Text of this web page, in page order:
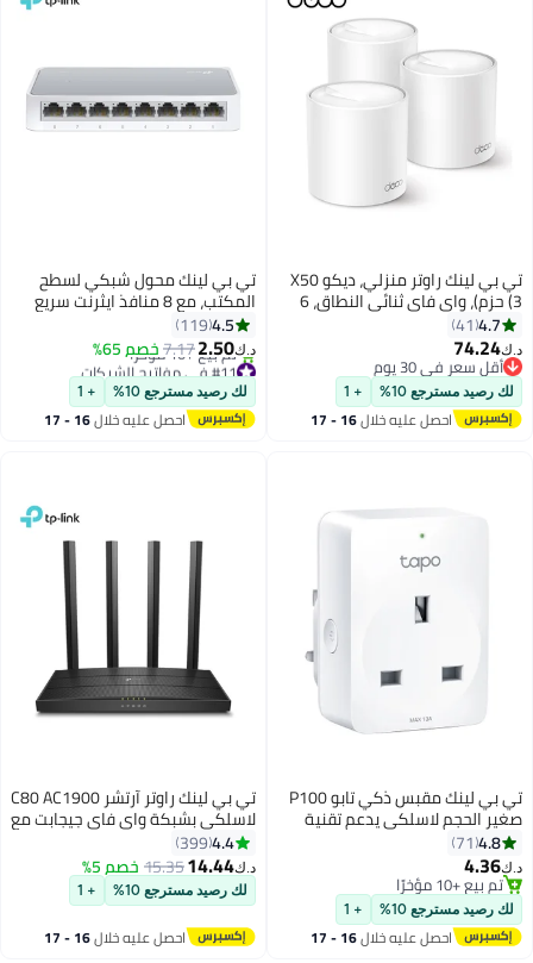
تي بي لينك راوتر منزلي، ديكو X50
(3 حزم)، واي فاي ثنائي النطاق، 6
الثانية، أبيض
4.7
41
د.ك‏74.24
أقل سعر في 30 يوم
أقل سعر في 30 يوم
لك رصيد مسترجع 10% + 1
احصل عليه خلال 16 - 17
تي بي لينك محول شبكي لسطح
المكتب، مع 8 منافذ ايثرنت سريع
SF1008D أبيض
4.5
119
د.ك‏2.50
7.17خصم 65%
#11 في مفاتيح الشبكات
بتخلّص بسرعة
تم بيع +10 مؤخرًا
#11 في مفاتيح الشبكات
لك رصيد مسترجع 10% + 1
احصل عليه خلال 16 - 17
تي بي لينك مقبس ذكي تابو P100
صغير الحجم لاسلكي يدعم تقنية
الواي فاي، مزود بقابس ثلاثي
ومؤقت يعمل بجهاز تحكم عن بعد
سهل التركيب والاستخدام، يعمل مع
تطبيقي أليكسا وجوجل أبيض
4.8
71
د.ك‏4.36
تم بيع +10 مؤخرًا
تم بيع +10 مؤخرًا
لك رصيد مسترجع 10% + 1
احصل عليه خلال 16 - 17
تي بي لينك راوتر آرتشر C80 AC1900
لاسلكي بشبكة واي فاي جيجابت مع
وتغطية واي فاي معززة، والاتصال
الذكي مزود بخاصية الرقابة الأبوية
وسهولة الإعداد أسود
4.4
399
د.ك‏14.44
15.35خصم 5%
لك رصيد مسترجع 10% + 1
احصل عليه خلال 16 - 17